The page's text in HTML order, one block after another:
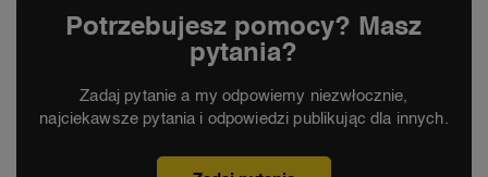
Potrzebujesz pomocy? Masz
pytania?
Zadaj pytanie a my odpowiemy niezwłocznie,
najciekawsze pytania i odpowiedzi publikując dla innych.